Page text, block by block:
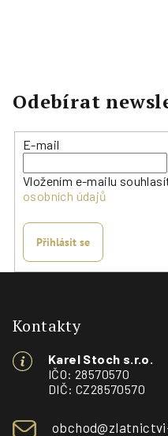
Odebírat
E-mail
Vložením e-mailu
osobních údajů
Přihlásit se
Kontakty
Karel Stoch s.r.o.
IČO: 28570570
DIČ: CZ28570570